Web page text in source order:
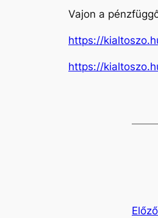
EMBED
Vajon a
https://
https://